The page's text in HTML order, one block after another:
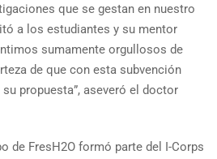
que se gestan en nuestro
a los estudiantes y su mentor
sumamente orgullosos de
de que con esta subvención
propuesta”, aseveró el doctor
de FresH2O formó parte del I-Corps